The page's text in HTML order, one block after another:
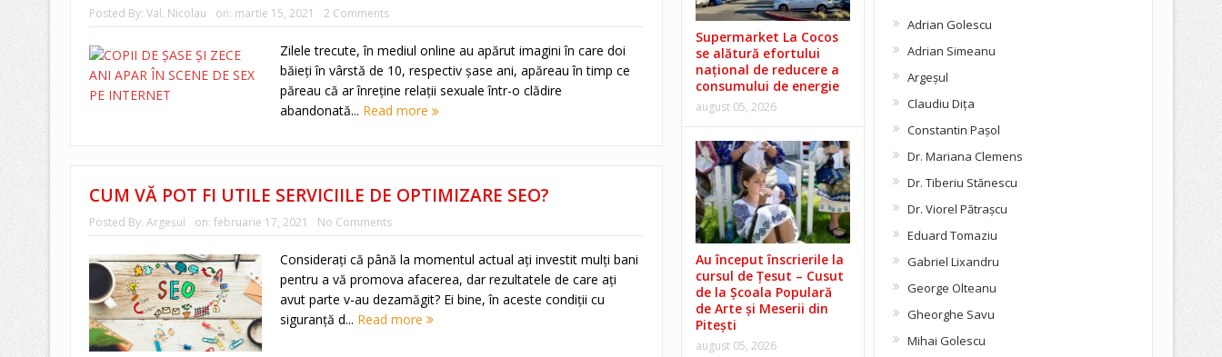
Posted By: Val. Nicolau on: martie 15, 2021 2 Comments
Zilele trecute, în mediul online au apărut imagini în care doi
băieţi în vârstă de 10, respectiv şase ani, apăreau în timp ce
păreau că ar înreţine relaţii sexuale într-o clădire
abandonată... Read more
CUM VĂ POT FI UTILE SERVICIILE DE OPTIMIZARE SEO?
Posted By: Argeşul on: februarie 17, 2021 No Comments
Considerați că până la momentul actual ați investit mulți bani
pentru a vă promova afacerea, dar rezultatele de care ați
avut parte v-au dezamăgit? Ei bine, în aceste condiții cu
siguranță d... Read more
Supermarket La Cocos
se alătură efortului
național de reducere a
consumului de energie
august 05, 2026
Au început înscrierile la
cursul de Țesut – Cusut
de la Școala Populară
de Arte și Meserii din
Pitești
august 05, 2026
Adrian Golescu
Adrian Simeanu
Argeşul
Claudiu Diţa
Constantin Pașol
Dr. Mariana Clemens
Dr. Tiberiu Stănescu
Dr. Viorel Pătraşcu
Eduard Tomaziu
Gabriel Lixandru
George Olteanu
Gheorghe Savu
Mihai Golescu